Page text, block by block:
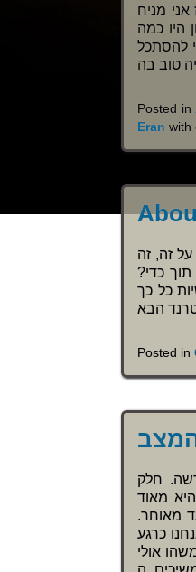
מניח
היו כמה
גם אני להסתכל
Posted in
Eran with
זה, זה
כדי?
כל כך
Posted in
חלק
מאוד
עד מאוחר.
כרגע
אולי